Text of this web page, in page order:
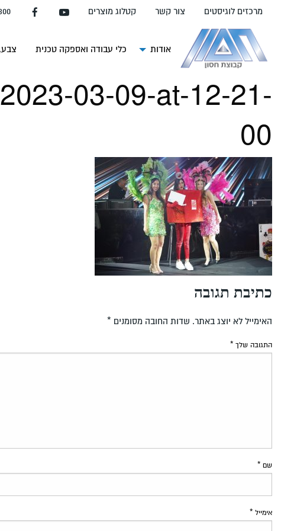
העמוד
מרכזים לוגיסטים צור קשר קטלוג מוצרים
אודות כלי עבודה ואספקה טכנית צבע,
03-09-at-12-21-
00
כתיבת תגובה
האימייל לא יוצג באתר. שדות החובה מסומנים *
התגובה שלך *
שם *
אימייל *